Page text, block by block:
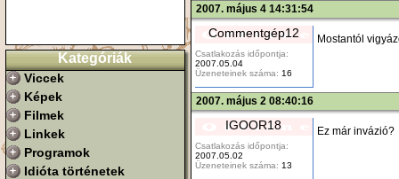
Kategóriák
Viccek
Képek
Filmek
Linkek
Programok
Idióta történetek
2007. május 4 14:31:54
Commentgép12
Csatlakozás időpontja:
2007.05.04
Üzeneteinek száma: 16
Mostantól
2007. május 2 08:40:16
IGOOR18
Csatlakozás időpontja:
2007.05.02
Üzeneteinek száma: 13
Ez már invázió?